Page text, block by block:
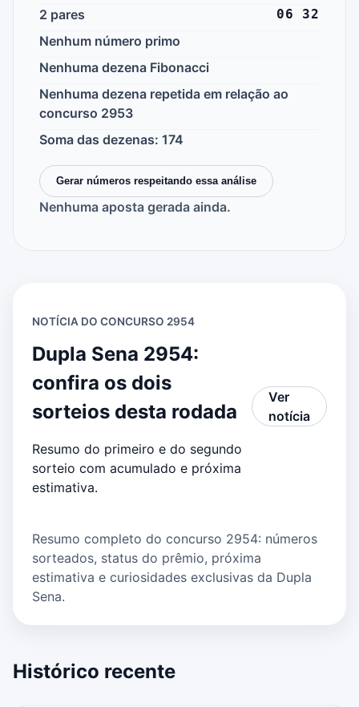
2 pares 06 32
Nenhum número primo
Nenhuma dezena Fibonacci
Nenhuma dezena repetida em relação ao
concurso 2953
Soma das dezenas: 174
Gerar números respeitando essa análise
Nenhuma aposta gerada ainda.
NOTÍCIA DO CONCURSO 2954
Dupla Sena 2954:
confira os dois
sorteios desta rodada
Resumo do primeiro e do segundo
sorteio com acumulado e próxima
estimativa.
Ver
notícia
Resumo completo do concurso 2954: números
sorteados, status do prêmio, próxima
estimativa e curiosidades exclusivas da Dupla
Sena.
Histórico recente